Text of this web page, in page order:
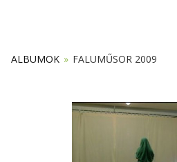
ALBUMOK » FALUMŰSOR 2009